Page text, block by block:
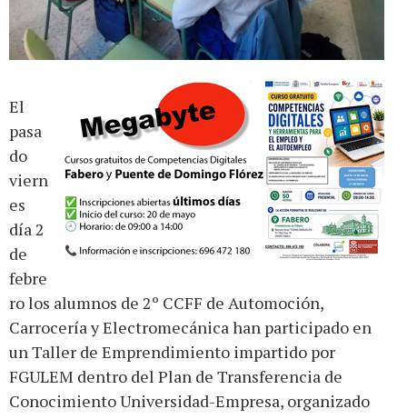
El
pasa
do
viern
es
día 2
de
febre
ro los alumnos de 2º CCFF de Automoción,
Carrocería y Electromecánica han participado en
un Taller de Emprendimiento impartido por
FGULEM dentro del Plan de Transferencia de
Conocimiento Universidad-Empresa, organizado